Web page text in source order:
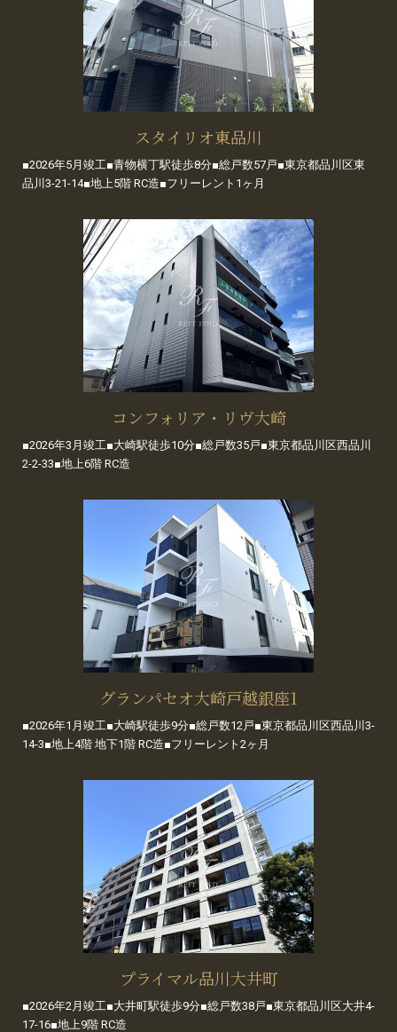
スタイリオ東品川
■2026年5月竣工■青物横丁駅徒歩8分■総戸数57戸■東京都品川区東
品川3-21-14■地上5階 RC造■フリーレント1ヶ月
コンフォリア・リヴ大崎
■2026年3月竣工■大崎駅徒歩10分■総戸数35戸■東京都品川区西品川
2-2-33■地上6階 RC造
グランパセオ大崎戸越銀座1
■2026年1月竣工■大崎駅徒歩9分■総戸数12戸■東京都品川区西品川3-
14-3■地上4階 地下1階 RC造■フリーレント2ヶ月
プライマル品川大井町
■2026年2月竣工■大井町駅徒歩9分■総戸数38戸■東京都品川区大井4-
17-16■地上9階 RC造